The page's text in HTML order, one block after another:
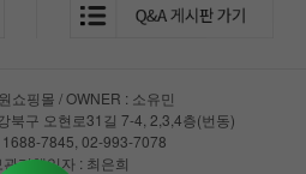
쇼핑몰 / OWNER : 소유민
북구 오현로31길 7-4, 2,3,4층(번동)
7845, 02-993-7078
리책임자 : 최은희